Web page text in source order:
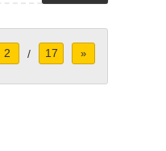
2 / 17 »